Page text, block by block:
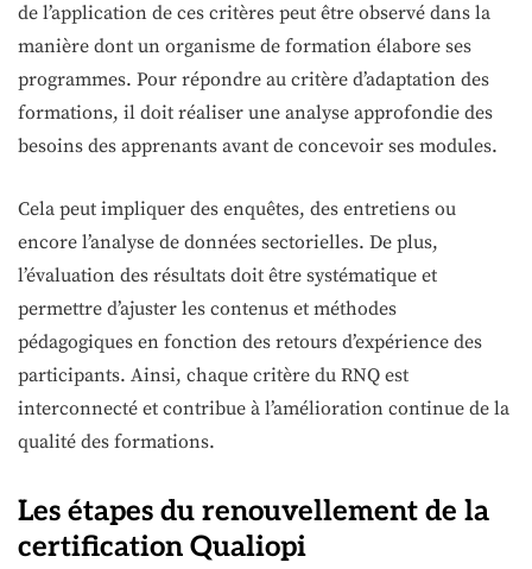
de l’application de ces critères peut être observé dans la
manière dont un organisme de formation élabore ses
programmes. Pour répondre au critère d’adaptation des
formations, il doit réaliser une analyse approfondie des
besoins des apprenants avant de concevoir ses modules.
Cela peut impliquer des enquêtes, des entretiens ou
encore l’analyse de données sectorielles. De plus,
l’évaluation des résultats doit être systématique et
permettre d’ajuster les contenus et méthodes
pédagogiques en fonction des retours d’expérience des
participants. Ainsi, chaque critère du RNQ est
interconnecté et contribue à l’amélioration continue de la
qualité des formations.
Les étapes du renouvellement de la
certification Qualiopi